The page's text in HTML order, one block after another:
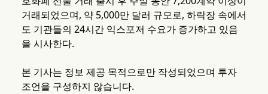
거래되었으며, 약 5,000만 달러 규모로, 하락장 속에서
도 기관들의 24시간 익스포저 수요가 증가하고 있음
을 시사한다.
본 기사는 정보 제공 목적으로만 작성되었으며 투자
조언을 구성하지 않습니다.